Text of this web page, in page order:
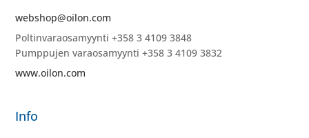
webshop@oilon.com
Poltinvaraosamyynti +358 3 4109 3848
Pumppujen varaosamyynti +358 3 4109 3832
www.oilon.com
Info